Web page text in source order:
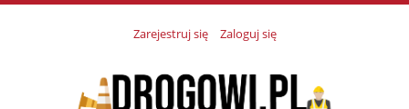
Zarejestruj się Zaloguj się